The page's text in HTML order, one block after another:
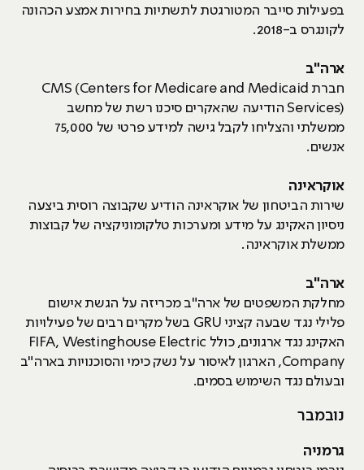
בפעילות סייבר המטורגטת לתשתיות בחירות אמצע הכהונה
לקונגרס ב-2018.
ארה"ב
חברת CMS (Centers for Medicare and Medicaid
Services) הודיעה שהאקרים סיכנו רשת של מחשב
ממשלתי והצליחו לקבל גישה למידע פרטי של 75,000
אנשים.
אוקראינה
שירות הביטחון של אוקראינה הודיע שקבוצה רוסית ביצעה
ניסיון האקינג על מידע ומערכות טלקומוניקציה של קבוצות
ממשלת אוקראינה.
ארה"ב
מחלקת המשפטים של ארה"ב מכריזה על הגשת אישום
פלילי נגד שבעה קציני GRU בשל מקרים רבים של פעילויות
האקינג נגד ארגונים, כולל FIFA, Westinghouse Electric
Company, הארגון לאיסור על נשק כימי והסוכנויות בארה"ב
ובעולם נגד השימוש בסמים.
נובמבר
גרמניה